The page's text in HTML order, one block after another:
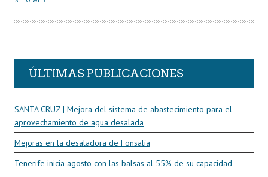
O
ÚLTIMAS PUBLICACIONES
SANTA CRUZ | Mejora del sistema de abastecimiento para el
aprovechamiento de agua desalada
Mejoras en la desaladora de Fonsalía
Tenerife inicia agosto con las balsas al 55% de su capacidad